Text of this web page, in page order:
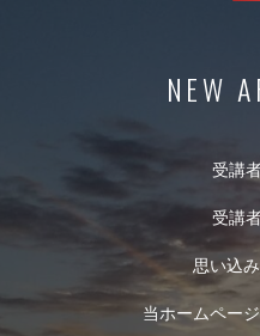
NEW
受講
受講
思い込
当ホームペー